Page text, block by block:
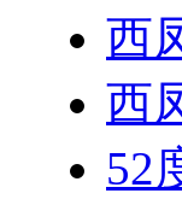
西
西
52